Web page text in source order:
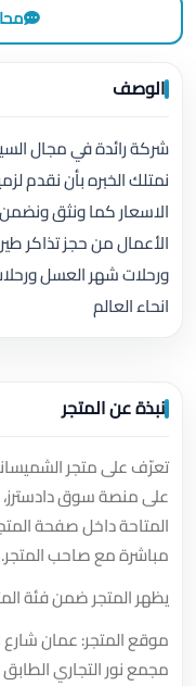
الوصف
شركة رائدة في مجال
نمتلك الخبره بأن نقدم
الاسعار كما ونثق
الأعمال من حجز تذاكر
ورحلات شهر العسل
انحاء العالم
نبذة عن المتجر
تعرّف على متجر
على منصة سوق دادسترز،
المتاحة داخل صفحة
مباشرة مع صاحب المتجر.
يظهر المتجر ضمن فئة
موقع المتجر: عمان شارع
مجمع نور التجاري